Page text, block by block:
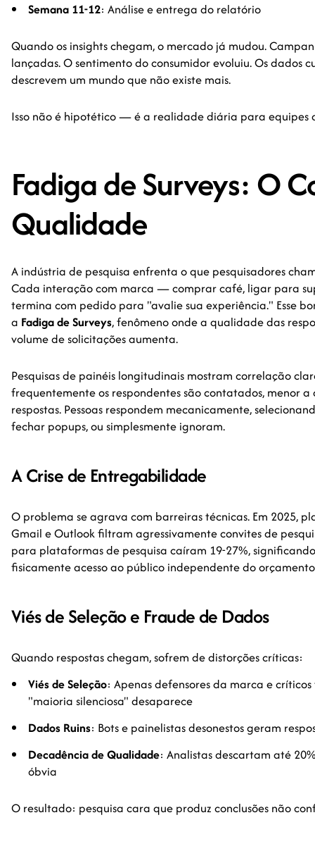
Semana 11-12: Análise e entrega do relatório
Quando os insights chegam, o mercado já mudou.
lançadas. O sentimento do consumidor evoluiu. Os dados
descrevem um mundo que não existe mais.
Isso não é hipotético — é a realidade diária para equipes
Fadiga de Surveys: O
Qualidade
A indústria de pesquisa enfrenta o que pesquisadores
Cada interação com marca — comprar café, ligar para
termina com pedido para "avalie sua experiência." Esse
a Fadiga de Surveys, fenômeno onde a qualidade das
volume de solicitações aumenta.
Pesquisas de painéis longitudinais mostram correlação
frequentemente os respondentes são contatados, menor
respostas. Pessoas respondem mecanicamente,
fechar popups, ou simplesmente ignoram.
A Crise de Entregabilidade
O problema se agrava com barreiras técnicas. Em 2025,
Gmail e Outlook filtram agressivamente convites de
para plataformas de pesquisa caíram 19-27%,
fisicamente acesso ao público independente do
Viés de Seleção e Fraude de Dados
Quando respostas chegam, sofrem de distorções críticas:
Viés de Seleção: Apenas defensores da marca e
"maioria silenciosa" desaparece
Dados Ruins: Bots e painelistas desonestos geram
Decadência de Qualidade: Analistas descartam até
óbvia
O resultado: pesquisa cara que produz conclusões não